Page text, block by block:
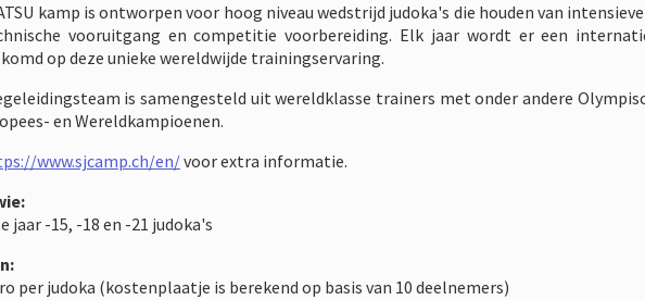
kamp is ontworpen voor hoog niveau wedstrijd judoka's die houden van
vooruitgang en competitie voorbereiding. Elk jaar wordt er een
op deze unieke wereldwijde trainingservaring.
is samengesteld uit wereldklasse trainers met onder andere
en Wereldkampioenen.
www.sjcamp.ch/en/voor extra informatie.
jaar -15, -18 en -21 judoka's
per judoka (kostenplaatje is berekend op basis van 10 deelnemers)